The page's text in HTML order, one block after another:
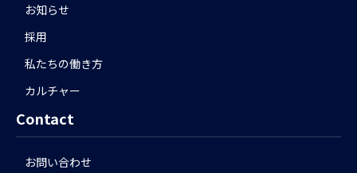
お知らせ
採用
私たちの働き方
カルチャー
Contact
お問い合わせ